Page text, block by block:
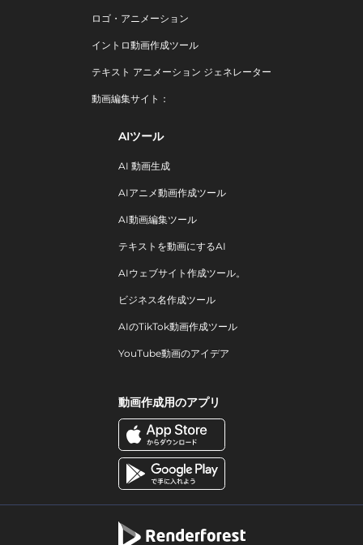
ロゴ・アニメーション
イントロ動画作成ツール
テキスト アニメーション ジェネレーター
動画編集サイト：
AIツール
AI 動画生成
AIアニメ動画作成ツール
AI動画編集ツール
テキストを動画にするAI
AIウェブサイト作成ツール。
ビジネス名作成ツール
AIのTikTok動画作成ツール
YouTube動画のアイデア
動画作成用のアプリ